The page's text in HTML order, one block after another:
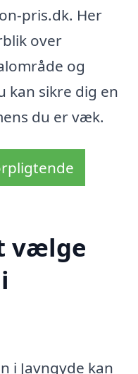
pris.dk. Her
over
og
kan sikre dig en
du er væk.
vælge
i Javngyde kan